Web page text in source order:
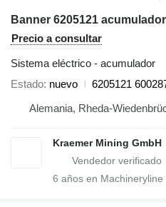
Precio a consultar
Sistema eléctrico - acumulador
Estado nuevo
6205121
Alemania, Rheda-
Kraemer Mining GmbH
6 años en Machineryline